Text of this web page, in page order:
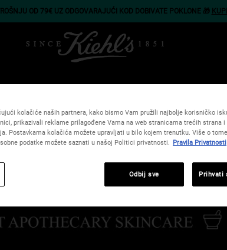
OD 79€ UZ ODGOVARAJUĆI KOD DOBIVATE POKLONE 🎁
KOSA POKLONI USLUGE SAVJETI
kolačiće naših partnera, kako bismo Vam pružili najbolje korisničko
prikazivali reklame prilagođene Vama na web stranicama trećih strana i
Postavkama kolačića možete upravljati u bilo kojem trenutku. Više o
podatke možete saznati u našoj Politici privatnosti. Pravila Privatnosti
Odbij sve Prihvati